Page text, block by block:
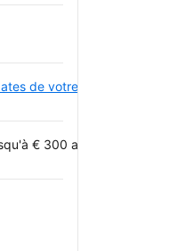
de votre séjour
€ 300 après votre